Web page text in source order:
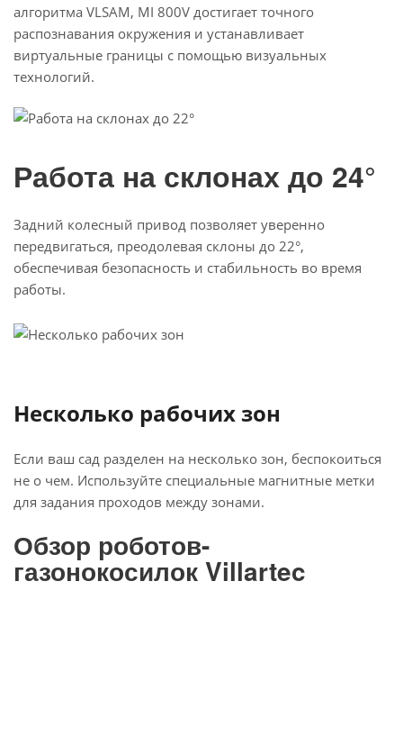
алгоритма VLSAM, MI 800V достигает точного
распознавания окружения и устанавливает
виртуальные границы с помощью визуальных
технологий.
Работа на склонах до 24°
Задний колесный привод позволяет уверенно
передвигаться, преодолевая склоны до 22°,
обеспечивая безопасность и стабильность во время
работы.
Несколько рабочих зон
Если ваш сад разделен на несколько зон, беспокоиться
не о чем. Используйте специальные магнитные метки
для задания проходов между зонами.
Обзор роботов-
газонокосилок Villartec